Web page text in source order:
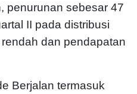
penurunan sebesar 47
II pada distribusi
dan pendapatan
Berjalan termasuk